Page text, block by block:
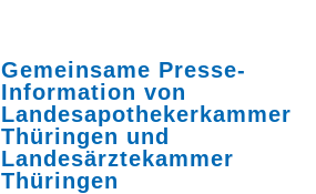
Gemeinsame Presse-
Information von
Landesapothekerkammer
Thüringen und
Landesärztekammer
Thüringen